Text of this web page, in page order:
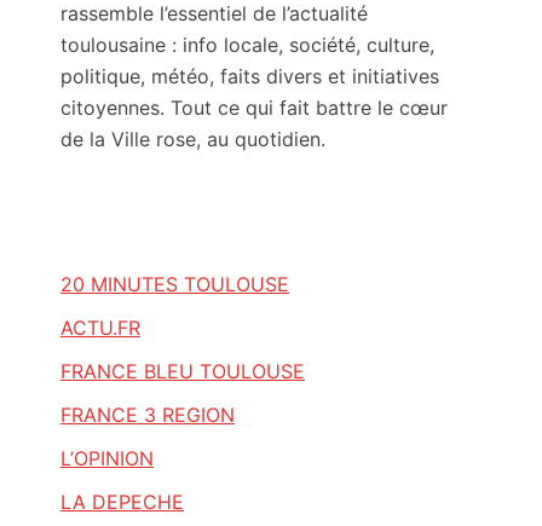
rassemble l’essentiel de l’actualité
toulousaine : info locale, société, culture,
politique, météo, faits divers et initiatives
citoyennes. Tout ce qui fait battre le cœur
de la Ville rose, au quotidien.
20 MINUTES TOULOUSE
ACTU.FR
FRANCE BLEU TOULOUSE
FRANCE 3 REGION
L’OPINION
LA DEPECHE